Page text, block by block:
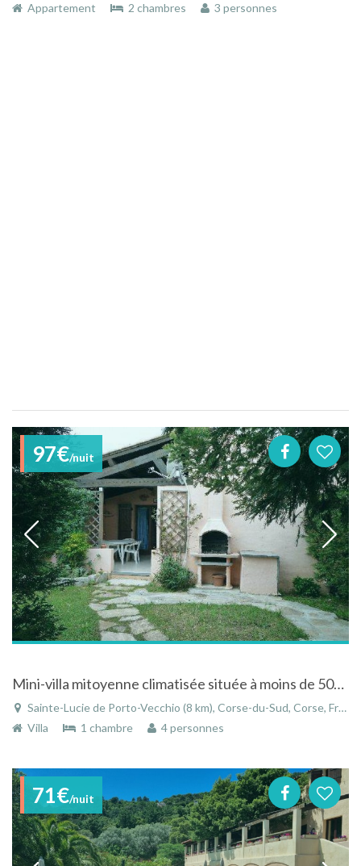
Appartement
2 chambres 3 personnes
97€/nuit
Mini-villa mitoyenne climatisée située à moins de 500 m de la plage de sable fin de Pinarello
Sainte-Lucie de Porto-Vecchio (8 km), Corse-du-Sud, Corse, France
Villa
1 chambre 4 personnes
71€/nuit